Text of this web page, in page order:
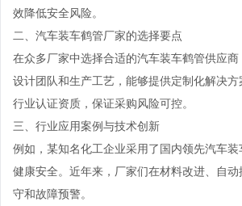
效降低安全风险。
二、汽车装车鹤管厂家的选择要点
在众多厂家中选择合适的汽车装车鹤管供应
设计团队和生产工艺，能够提供定制化解决
行业认证资质，保证采购风险可控。
三、行业应用案例与技术创新
例如，某知名化工企业采用了国内领先汽车
健康安全。近年来，厂家们在材料改进、自
守和故障预警。